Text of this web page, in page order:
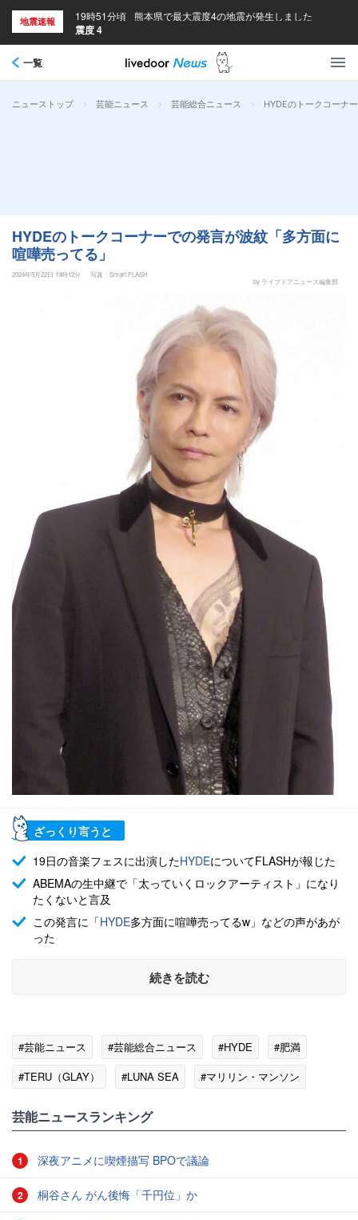
地震速報 19時51分頃 熊本県で最大震度4の地震が発生しました
震度 4
一覧
ニューストップ > 芸能ニュース > 芸能総合ニュース > HYDEのトークコーナ
HYDEのトークコーナーでの発言が波紋「多方面に
喧嘩売ってる」
2024年5月22日 19時12分
写真：Smart FLASH
by ライブドアニュース編集部
ざっくり言うと
19日の音楽フェスに出演したHYDEについてFLASHが報じた
ABEMAの生中継で「太っていくロックアーティスト」になり
たくないと言及
この発言に「HYDE多方面に喧嘩売ってるw」などの声があが
った
続きを読む
#芸能ニュース #芸能総合ニュース #HYDE
#肥満
#TERU（GLAY）
#LUNA SEA
#マリリン・マンソン
芸能ニュースランキング
1 深夜アニメに喫煙描写 BPOで議論
2 桐谷さん がん後悔「千円位」か